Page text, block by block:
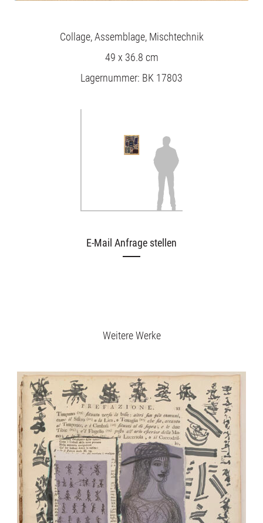
Collage, Assemblage, Mischtechnik
49 x 36.8 cm
Lagernummer: BK 17803
E-Mail Anfrage stellen
Weitere Werke